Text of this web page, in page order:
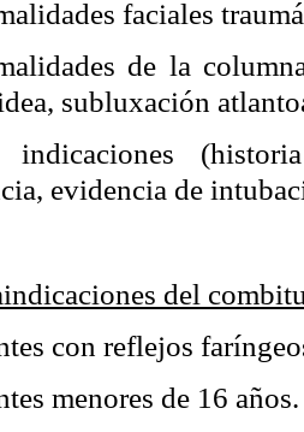
faciales
de la
subluxación
indicaciones
evidencia de
del
con reflejos
menores de 16 años.